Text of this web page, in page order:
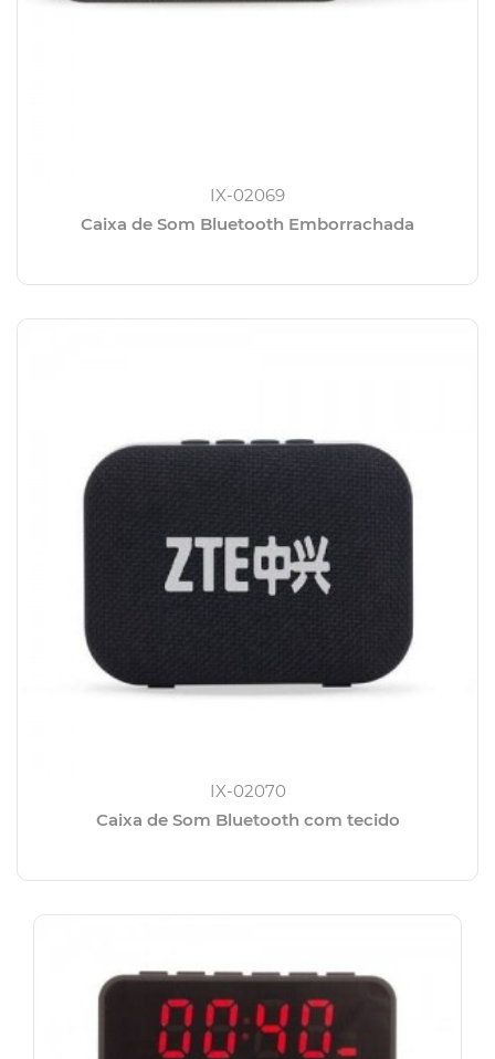
IX-02069
Caixa de Som Bluetooth Emborrachada
IX-02070
Caixa de Som Bluetooth com tecido